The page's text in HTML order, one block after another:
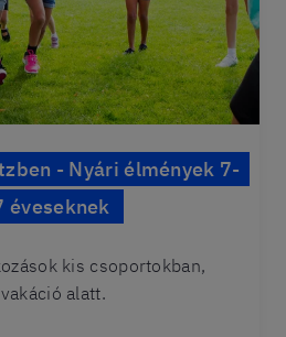
- Nyári élmények 7-
éveseknek
kis csoportokban,
alatt.